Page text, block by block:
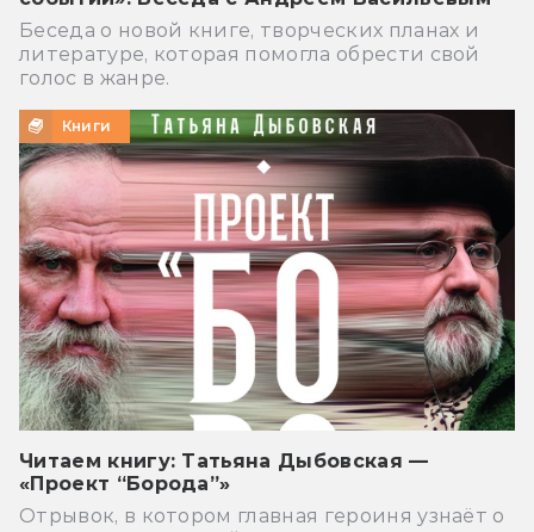
Беседа о новой книге, творческих планах и
литературе, которая помогла обрести свой
голос в жанре.
Книги
Читаем книгу: Татьяна Дыбовская —
«Проект “Борода”»
Отрывок, в котором главная героиня узнаёт о